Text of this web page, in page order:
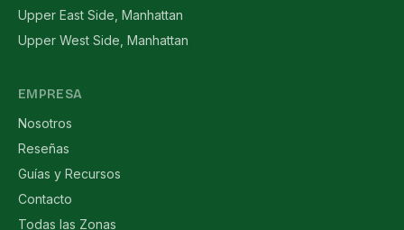
Upper East Side, Manhattan
Upper West Side, Manhattan
EMPRESA
Nosotros
Reseñas
Guías y Recursos
Contacto
Todas las Zonas